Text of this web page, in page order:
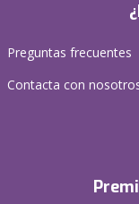
Preguntas frecuentes
Contacta con